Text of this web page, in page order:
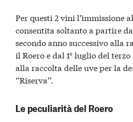
Per questi 2 vini l’immissione
consentita soltanto a partire
secondo anno successivo alla
il Roero e dal 1° luglio del
alla raccolta delle uve per la
‘’Riserva’’.
Le peculiarità del Roero